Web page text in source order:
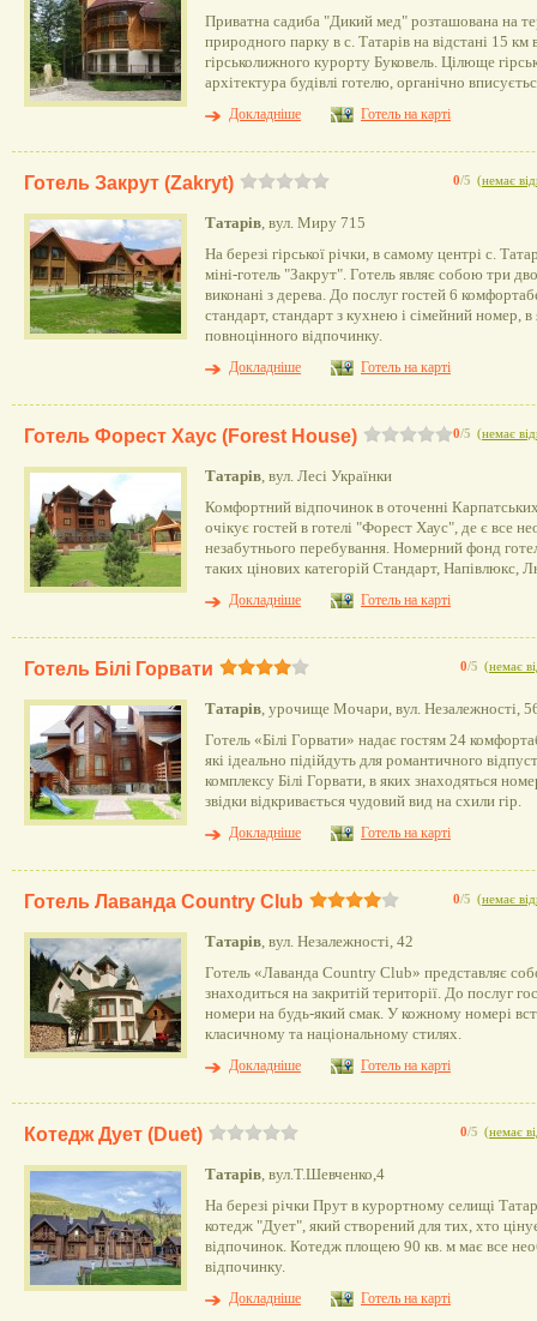
Приватна садиба "Дикий мед" розташована на
природного парку в с. Татарів на відстані 15 км
гірськолижного курорту Буковель. Цілюще
архітектура будівлі готелю, органічно
Докладніше
Готель на карті
0/5 (немає
Готель Закрут (Zakryt)
Татарів, вул. Миру 715
На березі гірської річки, в самому центрі с.
міні-готель "Закрут". Готель являє собою три
виконані з дерева. До послуг гостей 6
стандарт, стандарт з кухнею і сімейний номер, в
повноцінного відпочинку.
Докладніше
Готель на карті
0/5 (немає
Готель Форест Хаус (Forest House)
Татарів, вул. Лесі Українки
Комфортний відпочинок в оточенні
очікує гостей в готелі "Форест Хаус", де є все
незабутнього перебування. Номерний фонд
таких цінових категорій Стандарт, Напівлюкс,
Докладніше
Готель на карті
0/5 (немає
Готель Білі Горвати
Татарів, урочище Мочари, вул. Незалежності,
Готель «Білі Горвати» надає гостям 24
які ідеально підійдуть для романтичного
комплексу Білі Горвати, в яких знаходяться
звідки відкривається чудовий вид на схили гір.
Докладніше
Готель на карті
0/5 (немає
Готель Лаванда Country Club
Татарів, вул. Незалежності, 42
Готель «Лаванда Country Club» представляє
знаходиться на закритій території. До послуг
номери на будь-який смак. У кожному номері
класичному та національному стилях.
Докладніше
Готель на карті
0/5 (немає
Котедж Дует (Duet)
Татарів, вул.Т.Шевченко,4
На березі річки Прут в курортному селищі
котедж "Дует", який створений для тих, хто
відпочинок. Котедж площею 90 кв. м має все
відпочинку.
Докладніше
Готель на карті